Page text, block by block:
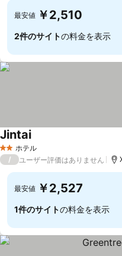
最安値 ￥2,510
2件のサイトの料金を表示
2 ホテルのランク
ホテル
Jintai料金を表示
/ ユーザー評価はありません
最安値 ￥2,527
1件のサイトの料金を表示